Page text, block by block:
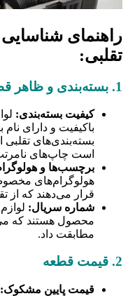
راهنمای
تقلبی:
1. بسته‌بندی و ظاهر قطعه
کیفیت بسته‌بندی:
باکیفیت و دارای
بسته‌بندی‌های تقلبی
است چاپ‌های
برچسب‌ها و
هولوگرام‌های
قرار می‌دهند که از
شماره سریال:
محصول هستند که
مطابقت داد.
2. قیمت قطعه
قیمت پایین مشکوک: